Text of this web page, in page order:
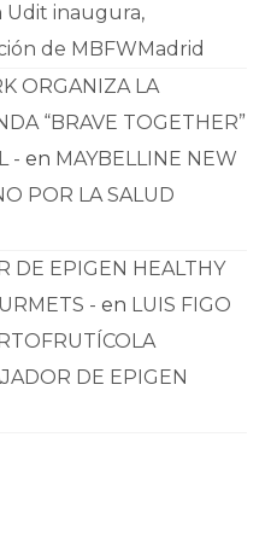
Udit inaugura,
de MBFWMadrid
ORGANIZA LA
“BRAVE TOGETHER”
- en MAYBELLINE NEW
POR LA SALUD
DE EPIGEN HEALTHY
- en LUIS FIGO
DE EPIGEN